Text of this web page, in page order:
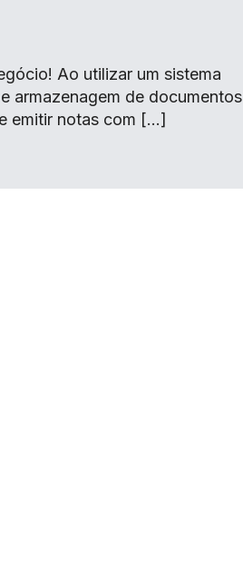
Ao utilizar um sistema
armazenagem de documentos
emitir notas com […]